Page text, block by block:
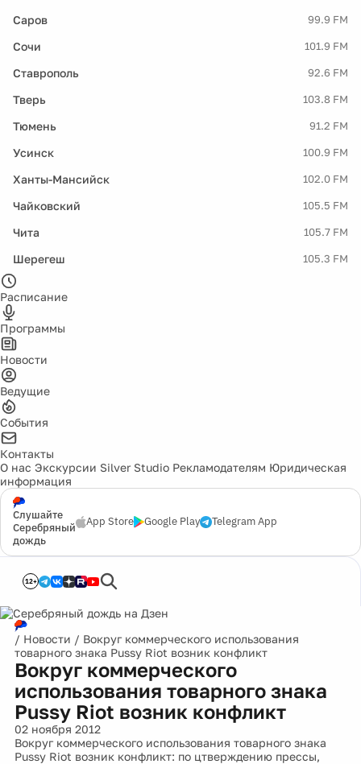
Саров 99.9 FM
Сочи 101.9 FM
Ставрополь 92.6 FM
Тверь 103.8 FM
Тюмень 91.2 FM
Усинск 100.9 FM
Ханты-Мансийск 102.0 FM
Чайковский 105.5 FM
Чита 105.7 FM
Шерегеш 105.3 FM
Расписание
Программы
Новости
Ведущие
События
Контакты
О нас Экскурсии Silver Studio Рекламодателям Юридическая
информация
Слушайте
Серебряный
дождь
App Store Google Play Telegram App
12+
/ Новости / Вокруг коммерческого использования
товарного знака Pussy Riot возник конфликт
Вокруг коммерческого
использования товарного знака
Pussy Riot возник конфликт
02 ноября 2012
Вокруг коммерческого использования товарного знака
Pussy Riot возник конфликт: по цтверждению прессы,